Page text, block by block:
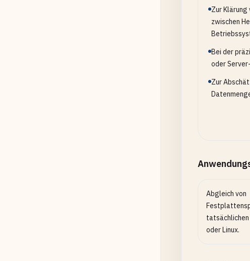
Zur
zwischen
Bei der
oder
Zur
Abgleich von
oder Linux.